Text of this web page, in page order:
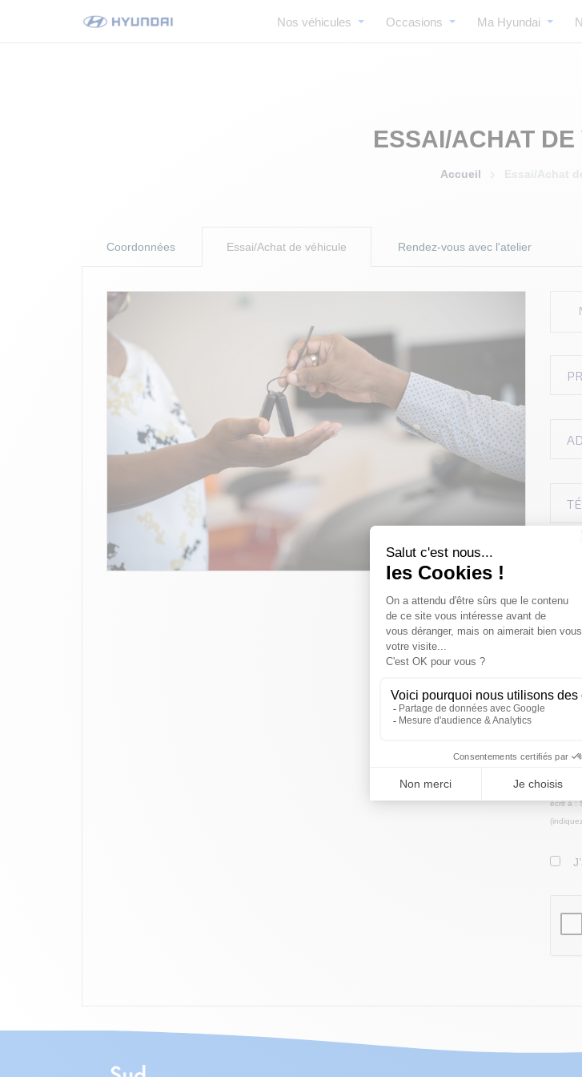
Nos véhicules Occasions Ma Hyundai
ESSAI/ACHAT
Accueil Essai/Achat
Coordonnées Essai/Achat de véhicule Rendez-vous avec l'atelier
Je
Je
de
écrit à :